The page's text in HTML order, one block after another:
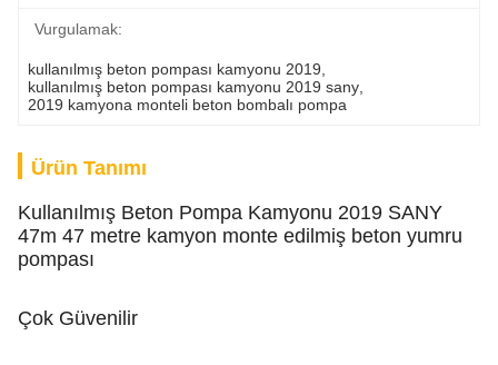
Vurgulamak:
kullanılmış beton pompası kamyonu 2019
kullanılmış beton pompası kamyonu 2019 sany
2019 kamyona monteli beton bombalı pompa
Ürün Tanımı
Kullanılmış Beton Pompa Kamyonu 2019 SANY
47m 47 metre kamyon monte edilmiş beton yumru
pompası
Çok Güvenilir